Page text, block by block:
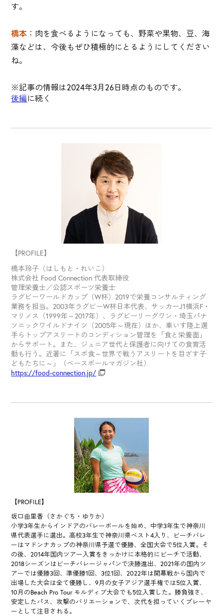
す。
橋本 ：肉を食べるようになっても、野菜や果物、豆、海
藻などは、今後もぜひ積極的にとるようにしてください
ね。
※記事の情報は2024年3月26日時点のものです。
後編に続く
【PROFILE】
橋本玲子（はしもと・れいこ）
株式会社 Food Connection 代表取締役
管理栄養士／公認スポーツ栄養士
ラグビーワールドカップ（W杯）2019で栄養コンサルティング
業務を担当。2003年ラグビーW杯日本代表、サッカーJ1横浜F・
マリノス（1999年～2017年）、ラグビーリーグワン・埼玉パナ
ソニックワイルドナイツ（2005年～現在）ほか、車いす陸上選
手らトップアスリートのコンディション管理を「食と栄養面」
からサポート。また、ジュニア世代と保護者に向けての食育活
動も行う。近著に「スポ食～世界で戦うアスリートを目ざす子
どもたちに～」（ベースボールマガジン社）
https://food-connection.jp/
【PROFILE】
坂口由里香（さかぐち・ゆりか）
小学3年生からインドアのバレーボールを始め、中学3年生で神奈川
県代表選手に選出。高校3年生で神奈川県ベスト4入り、ビーチバレ
ーはマドンナカップの神奈川県予選で優勝、全国大会で5位入賞。そ
の後、2014年国内ツアー入賞をきっかけに本格的にビーチで活動、
2018シーズンはビーチバレージャパンで決勝進出、2021年の国内ツ
アーでは優勝3回、準優勝1回、3位1回、2022年は開幕戦から国内で
出場した大会は全て優勝し、9月の女子アジア選手権では5位入賞、
10月のBeach Pro Tour モルディブ大会でも5位入賞した。勝負強さ、
安定したパス、攻撃のバリエーションで、次代を担っていくプレーヤ
ーとして注目される。